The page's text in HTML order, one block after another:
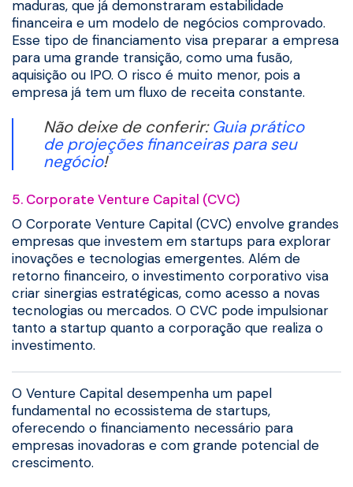
maduras, que já demonstraram estabilidade
financeira e um modelo de negócios comprovado.
Esse tipo de financiamento visa preparar a empresa
para uma grande transição, como uma fusão,
aquisição ou IPO. O risco é muito menor, pois a
empresa já tem um fluxo de receita constante.
Não deixe de conferir:Guia prático
de projeções financeiras para seu
negócio!
5. Corporate Venture Capital (CVC)
O Corporate Venture Capital (CVC) envolve grandes
empresas que investem em startups para explorar
inovações e tecnologias emergentes. Além de
retorno financeiro, o investimento corporativo visa
criar sinergias estratégicas, como acesso a novas
tecnologias ou mercados. O CVC pode impulsionar
tanto a startup quanto a corporação que realiza o
investimento.
O Venture Capital desempenha um papel
fundamental no ecossistema de startups,
oferecendo o financiamento necessário para
empresas inovadoras e com grande potencial de
crescimento.